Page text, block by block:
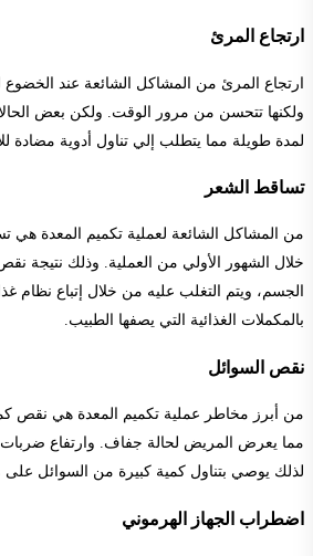
ارتجاع المرئ
ارتجاع المرئ من المشاكل الشائعة عند الخضوع
ولكنها تتحسن من مرور الوقت. ولكن بعض
لمدة طويلة مما يتطلب إلي تناول أدوية مضادة
تساقط الشعر
من المشاكل الشائعة لعملية تكميم المعدة هي
خلال الشهور الأولي من العملية. وذلك نتيجة
الجسم، ويتم التغلب عليه من خلال إتباع نظام
بالمكملات الغذائية التي يصفها الطبيب.
نقص السوائل
من أبرز مخاطر عملية تكميم المعدة هي نقص
مما يعرض المريض لحالة جفاف. وارتفاع ضربات
لذلك يوصي بتناول كمية كبيرة من السوائل على
اضطراب الجهاز الهرموني